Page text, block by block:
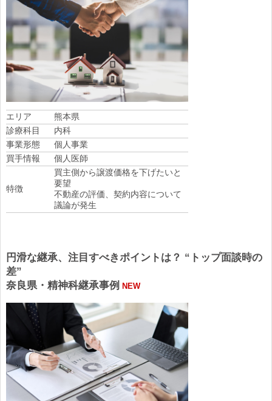
エリア
熊本県
診療科目
内科
事業形態
個人事業
買手情報
個人医師
特徴
買主側から譲渡価格を下げたいと
要望
不動産の評価、契約内容について
議論が発生
円滑な継承、注目すべきポイントは？ “トップ面談時の
差”
奈良県・精神科継承事例 NEW